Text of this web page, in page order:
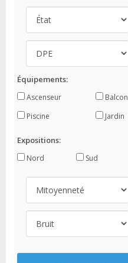
Équipements:
Ascenseur Balcon
Piscine
Jardin
Expositions:
Nord Sud